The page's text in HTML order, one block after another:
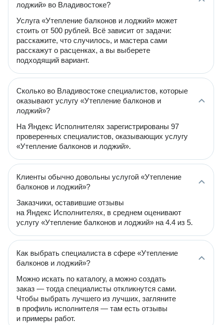
лоджий» во Владивостоке?
Услуга «Утепление балконов и лоджий» может
стоить от 500 рублей. Всё зависит от задачи:
расскажите, что случилось, и мастера сами
расскажут о расценках, а вы выберете
подходящий вариант.
Сколько во Владивостоке специалистов, которые
оказывают услугу «Утепление балконов и
лоджий»?
На Яндекс Исполнителях зарегистрированы 97
проверенных специалистов, оказывающих услугу
«Утепление балконов и лоджий».
Клиенты обычно довольны услугой «Утепление
балконов и лоджий»?
Заказчики, оставившие отзывы
на Яндекс Исполнителях, в среднем оценивают
услугу «Утепление балконов и лоджий» на 4.4 из 5.
Как выбрать специалиста в сфере «Утепление
балконов и лоджий»?
Можно искать по каталогу, а можно создать
заказ — тогда специалисты откликнутся сами.
Чтобы выбрать лучшего из лучших, загляните
в профиль исполнителя — там есть отзывы
и примеры работ.